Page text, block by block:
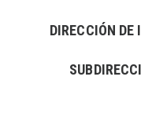
DIRECCIÓN